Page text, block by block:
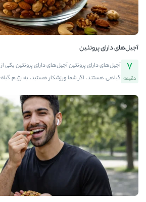
آجیل‌های دارای پروتئین
7
دقیقه
آجیل‌های دارای پروتئین آجیل‌های دارای پروتئین یکی
گیاهی هستند. اگر شما ورزشکار هستید، به رژیم
بدن شما داشته باشند. در این مقاله، شما را با
پروتئین را دارند، مقایسه آنها با سایر منابع
برای مشاهده و خرید انواع آجیل‌های پروتئینی
کنید.اهمیت پروتئین و نقش آجیل‌ها در
است که نقش کلیدی در سلامت عضلات، استخوان‌ها،
سلولی ایفا می‌کند. بسیاری از افراد پروتئین خود را
تخم‌مرغ دریافت […]